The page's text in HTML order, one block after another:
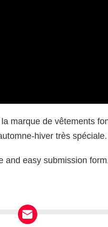
marque de vêtements
hiver très spéciale.
and easy submission